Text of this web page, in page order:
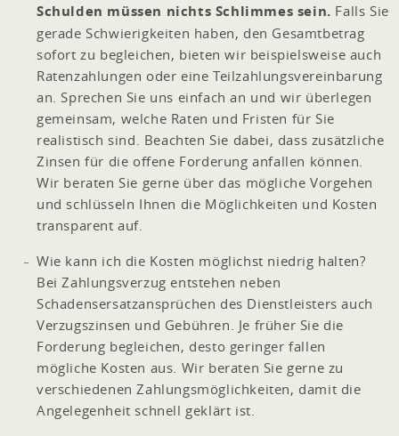
Schulden müssen nichts Schlimmes sein. Falls Sie
gerade Schwierigkeiten haben, den Gesamtbetrag
sofort zu begleichen, bieten wir beispielsweise auch
Ratenzahlungen oder eine Teilzahlungsvereinbarung
an. Sprechen Sie uns einfach an und wir überlegen
gemeinsam, welche Raten und Fristen für Sie
realistisch sind. Beachten Sie dabei, dass zusätzliche
Zinsen für die offene Forderung anfallen können.
Wir beraten Sie gerne über das mögliche Vorgehen
und schlüsseln Ihnen die Möglichkeiten und Kosten
transparent auf.
Wie kann ich die Kosten möglichst niedrig halten?
Bei Zahlungsverzug entstehen neben
Schadensersatzansprüchen des Dienstleisters auch
Verzugszinsen und Gebühren. Je früher Sie die
Forderung begleichen, desto geringer fallen
mögliche Kosten aus. Wir beraten Sie gerne zu
verschiedenen Zahlungsmöglichkeiten, damit die
Angelegenheit schnell geklärt ist.